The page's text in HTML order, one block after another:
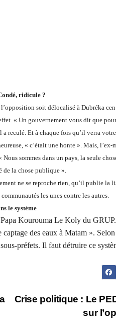
ridicule ?
soit délocalisé à Dubréka
« Un gouvernement vous dit que
reculé. Et à chaque fois qu’il verra
« c’était une honte ». Mais,
sommes dans un pays, la seule
de la chose publique ».
ne se reproche rien, qu’il publie la
les unes contre les autres.
le système
Kourouma Le Koly du GRUP.
des eaux à Matam ».
préfets. Il faut détruire ce
Crise politique : Le
sur